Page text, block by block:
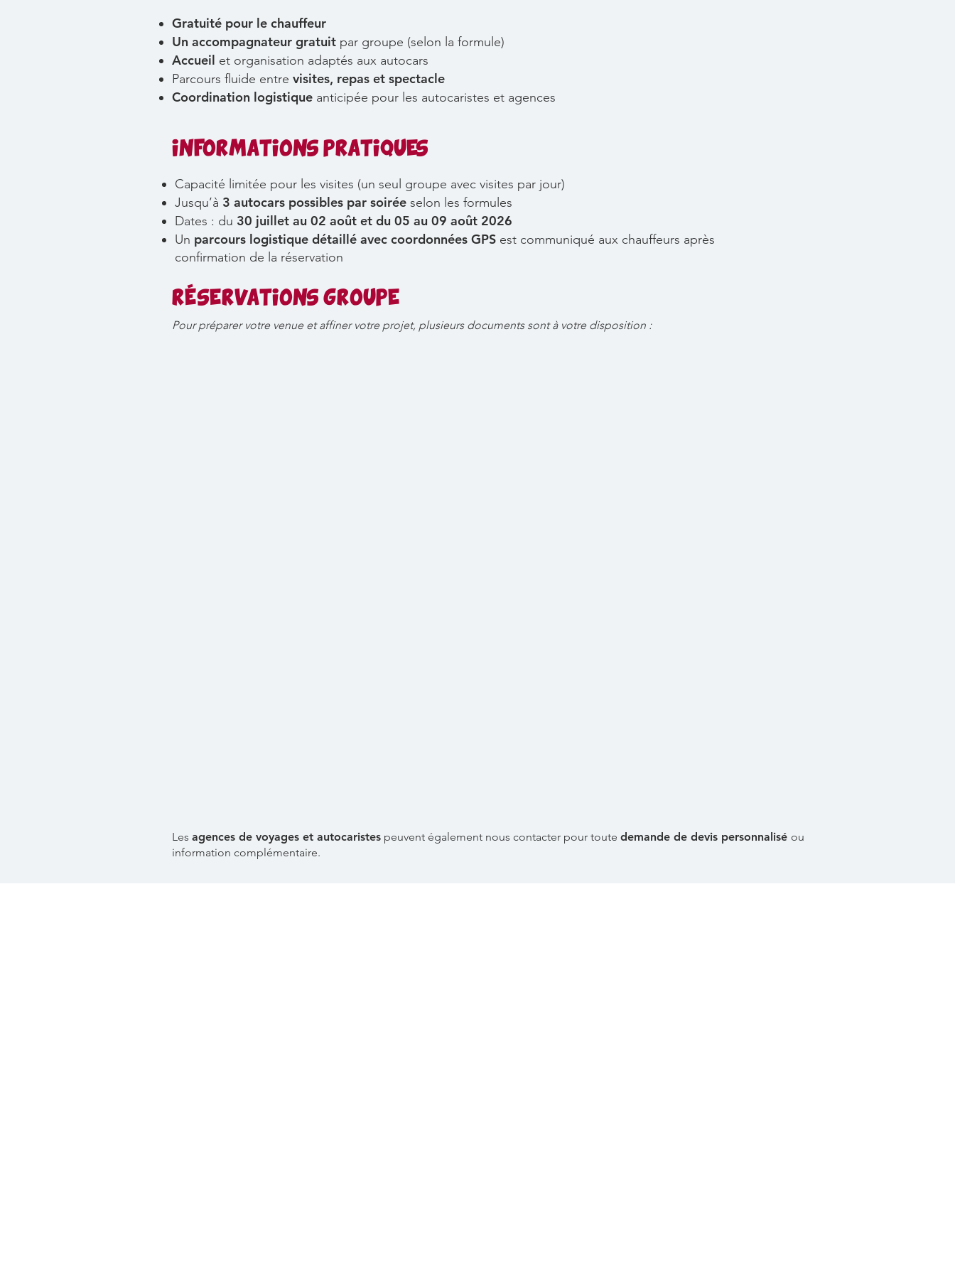
Gratuité pour le chauffeur
Un accompagnateur gratuit par groupe (selon la formule)
Accueil et organisation adaptés aux autocars
Parcours fluide entre visites, repas et spectacle
Coordination logistique anticipée pour les autocaristes et agences
INFORMATIONS PRATIQUES
Capacité limitée pour les visites (un seul groupe avec visites par jour)
Jusqu’à 3 autocars possibles par soirée selon les formules
Dates : du 30 juillet au 02 août et du 05 au 09 août 2026
Un parcours logistique détaillé avec coordonnées GPS est communiqué aux chauffeurs après
confirmation de la réservation
RÉSERVATIONS GROUPE
Pour préparer votre venue et affiner votre projet, plusieurs documents sont à votre disposition :
Les agences de voyages et autocaristes peuvent également nous contacter pour toute demande de devis personnalisé ou
information complémentaire.